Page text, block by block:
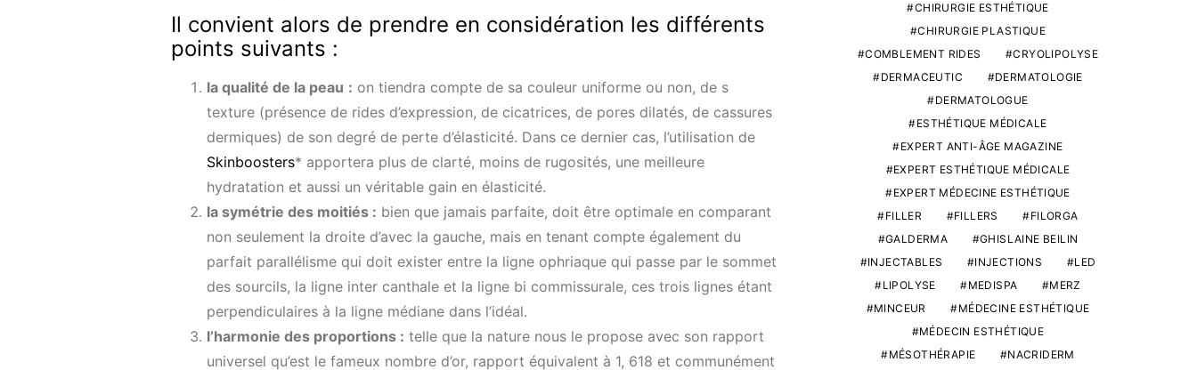
Il convient alors de prendre en considération les différents
points suivants :
la qualité de la peau : on tiendra compte de sa couleur uniforme ou non, de s
texture (présence de rides d’expression, de cicatrices, de pores dilatés, de cassures
dermiques) de son degré de perte d’élasticité. Dans ce dernier cas, l’utilisation de
Skinboosters* apportera plus de clarté, moins de rugosités, une meilleure
hydratation et aussi un véritable gain en élasticité.
la symétrie des moitiés : bien que jamais parfaite, doit être optimale en comparant
non seulement la droite d’avec la gauche, mais en tenant compte également du
parfait parallélisme qui doit exister entre la ligne ophriaque qui passe par le sommet
des sourcils, la ligne inter canthale et la ligne bi commissurale, ces trois lignes étant
perpendiculaires à la ligne médiane dans l’idéal.
l’harmonie des proportions : telle que la nature nous le propose avec son rapport
universel qu’est le fameux nombre d’or, rapport équivalent à 1, 618 et communément
CHIRURGIE ESTHÉTIQUE
CHIRURGIE PLASTIQUE
COMBLEMENT RIDES
CRYOLIPOLYSE
DERMACEUTIC
DERMATOLOGIE
DERMATOLOGUE
ESTHÉTIQUE MÉDICALE
EXPERT ANTI-ÂGE MAGAZINE
EXPERT ESTHÉTIQUE MÉDICALE
EXPERT MÉDECINE ESTHÉTIQUE
FILLER
FILLERS
FILORGA
GALDERMA
GHISLAINE BEILIN
INJECTABLES
INJECTIONS
LED
LIPOLYSE
MEDISPA
MERZ
MINCEUR
MÉDECINE ESTHÉTIQUE
MÉDECIN ESTHÉTIQUE
MÉSOTHÉRAPIE
NACRIDERM